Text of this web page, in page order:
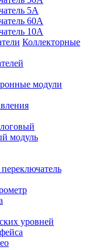
5А
60А
10А
Коллекторные
модули
модуль
уровней